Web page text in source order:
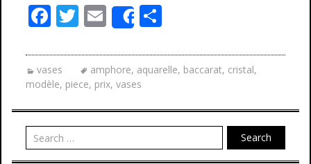
F
e
b
o
o
k
T
itt
er
E
m
ai
l
Share
ta
g
er
vases amphore, aquarelle, baccarat, cristal,
modèle, piece, prix, vases
Search